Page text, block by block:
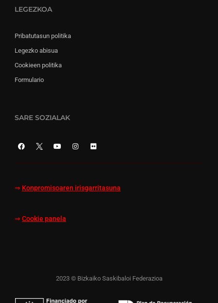
LEGEZKOA
Pribatutasun politika
Legezko abisua
Cookieen politika
Formulario
SARE SOZIALAK
⇒ Konpromisoaren irisgarritasuna
⇒ Cookie panela
2023 © Bizkaiko Saskibaloi Federazioa